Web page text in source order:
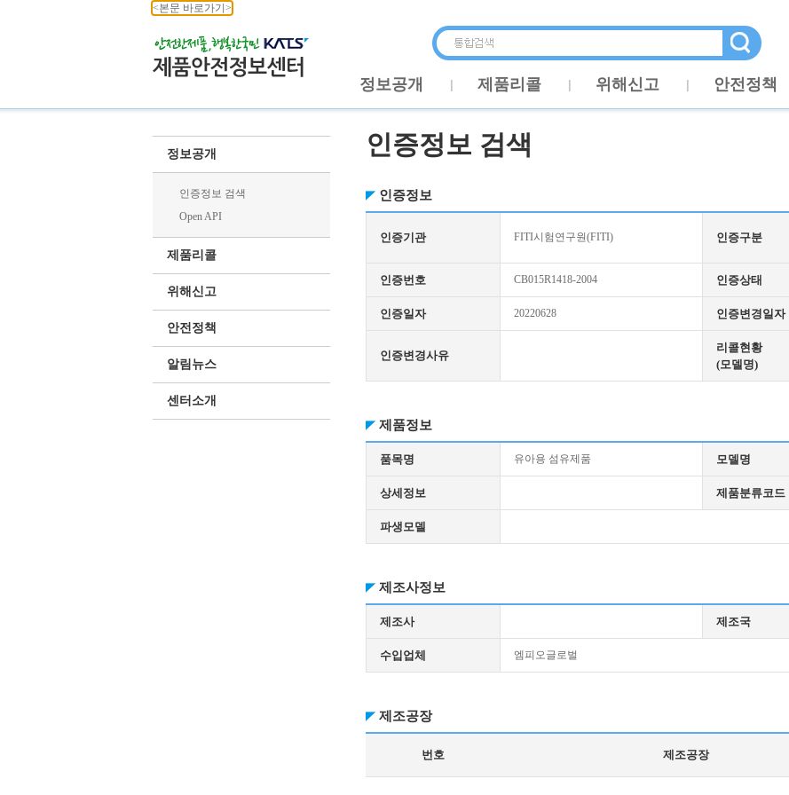
<본문 바로가기>
정보공개 제품리콜 위해신고 안전정책
정보공개
인증정보 검색
Open API
제품리콜
위해신고
안전정책
알림뉴스
센터소개
인증정보 검색
인증정보
인증기관 FITI시험연구원(FITI) 인증구분
인증번호 CB015R1418-2004 인증상태
인증일자 20220628 인증변경일자
인증변경사유
리콜현황
(모델명)
제품정보
품목명 유아용 섬유제품 모델명
상세정보 제품분류코드
파생모델
제조사정보
제조사 제조국
수입업체 엠피오글로벌
제조공장
번호 제조공장